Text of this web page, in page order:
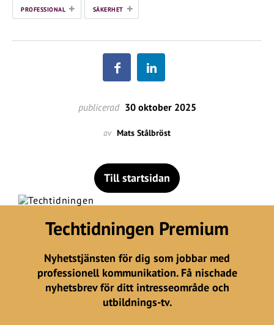
PROFESSIONAL + SÄKERHET +
publicerad 30 oktober 2025
av Mats Stålbröst
Till startsidan
Techtidningen Premium
Nyhetstjänsten för dig som jobbar med
professionell kommunikation. Få nischade
nyhetsbrev för ditt intresseområde och
utbildnings-tv.